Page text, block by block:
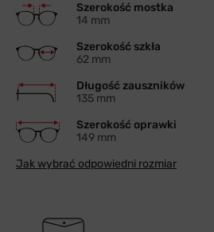
Szerokość mostka
14 mm
Szerokość szkła
62 mm
Długość zauszników
135 mm
Szerokość oprawki
149 mm
Jak wybrać odpowiedni rozmiar